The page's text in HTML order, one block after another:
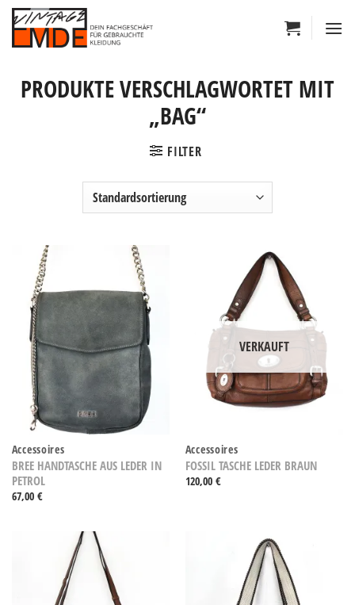
Zum
Inhalt
springen
PRODUKTE VERSCHLAGWORTET MIT
„BAG“
FILTER
Accessoires
BREE HANDTASCHE AUS LEDER IN
PETROL
67,00 €
VERKAUFT
Accessoires
FOSSIL TASCHE LEDER BRAUN
120,00 €